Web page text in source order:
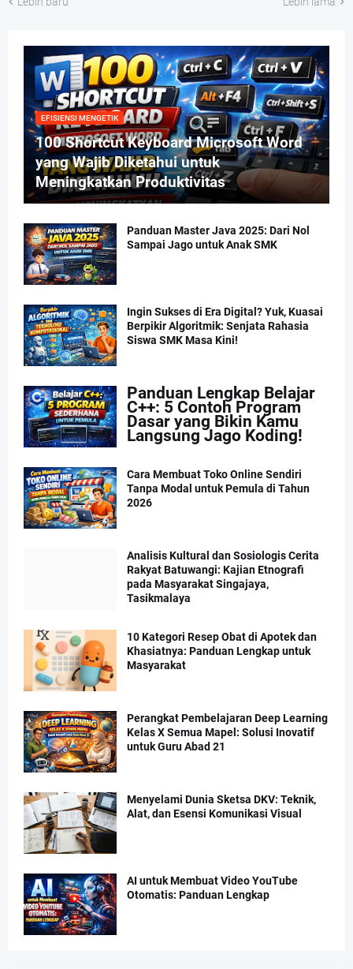
EFISIENSI MENGETIK
100 Shortcut Keyboard Microsoft Word
yang Wajib Diketahui untuk
Meningkatkan Produktivitas
Panduan Master Java 2025: Dari Nol
Sampai Jago untuk Anak SMK
Ingin Sukses di Era Digital? Yuk, Kuasai
Berpikir Algoritmik: Senjata Rahasia
Siswa SMK Masa Kini!
Panduan Lengkap Belajar
C++: 5 Contoh Program
Dasar yang Bikin Kamu
Langsung Jago Koding!
Cara Membuat Toko Online Sendiri
Tanpa Modal untuk Pemula di Tahun
2026
Analisis Kultural dan Sosiologis Cerita
Rakyat Batuwangi: Kajian Etnografi
pada Masyarakat Singajaya,
Tasikmalaya
10 Kategori Resep Obat di Apotek dan
Khasiatnya: Panduan Lengkap untuk
Masyarakat
Perangkat Pembelajaran Deep Learning
Kelas X Semua Mapel: Solusi Inovatif
untuk Guru Abad 21
Menyelami Dunia Sketsa DKV: Teknik,
Alat, dan Esensi Komunikasi Visual
AI untuk Membuat Video YouTube
Otomatis: Panduan Lengkap